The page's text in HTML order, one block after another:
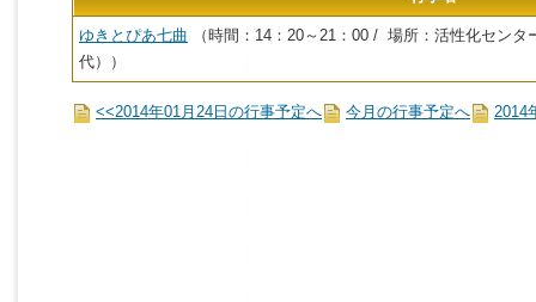
ゆきとぴあ七曲
（時間：14：20～21：00 / 場所：活性化セン
代））
<<2014年01月24日の行事予定へ 今月の行事予定へ 2014